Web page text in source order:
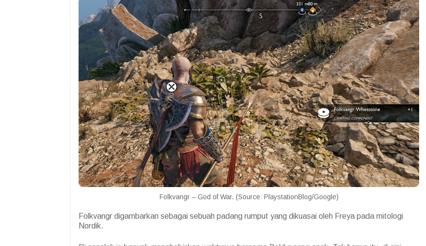
Folkvangr – God of War. (Source: PlaystationBlog/Google)
Folkvangr digambarkan sebagai sebuah padang rumput yang dikuasai oleh Freya pada mitologi
Nordik.